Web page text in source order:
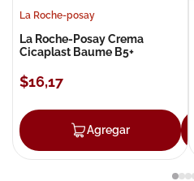
La Roche-posay
La Roche-Posay Crema
Cicaplast Baume B5+
$16,17
Agregar